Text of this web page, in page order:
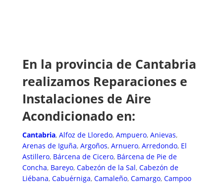
En la provincia de Cantabria
realizamos Reparaciones e
Instalaciones de Aire
Acondicionado en:
Cantabria, Alfoz de Lloredo, Ampuero, Anievas,
Arenas de Iguña, Argoños, Arnuero, Arredondo, El
Astillero, Bárcena de Cicero, Bárcena de Pie de
Concha, Bareyo, Cabezón de la Sal, Cabezón de
Liébana, Cabuérniga, Camaleño, Camargo, Campoo